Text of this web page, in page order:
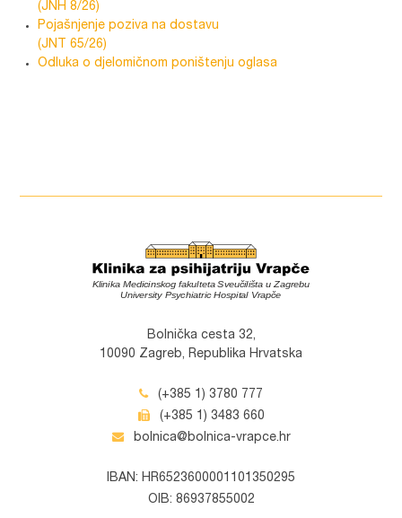
(JNH 8/26)
Pojašnjenje poziva na dostavu
(JNT 65/26)
Odluka o djelomičnom poništenju oglasa
Bolnička cesta 32,
10090 Zagreb, Republika Hrvatska
(+385 1) 3780 777
(+385 1) 3483 660
bolnica@bolnica-vrapce.hr
IBAN: HR6523600001101350295
OIB: 86937855002